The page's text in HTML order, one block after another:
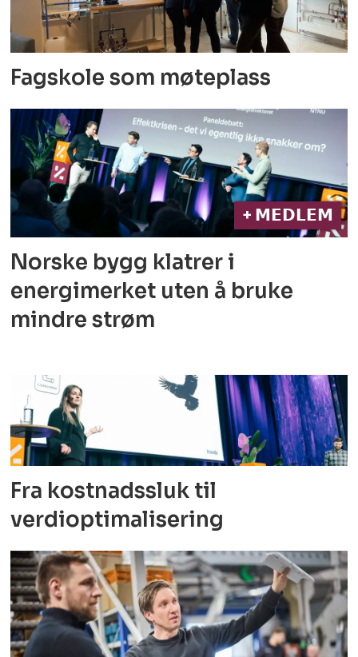
Fagskole som møteplass
+ 𝗠𝗘𝗗𝗟𝗘𝗠
Norske bygg klatrer i
energimerket uten å bruke
mindre strøm
Fra kostnadssluk til
verdioptimalisering